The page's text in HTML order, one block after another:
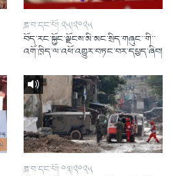
ཟླ་བ་དང་པོ། ༢༥།༢༠༢༥
བོད་རང་སྐྱོང་ལྗོངས་མི་མང་སྲིད་གཞུང་་གི་་
འགོ་ཁྲིད་ལ་འཕོ་འགྱུར་བཏང་བར་དཔྱད་ཞིབ།
ཟླ་བ་དང་པོ། ༠༣།༢༠༢༥